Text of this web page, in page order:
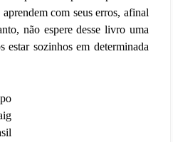
com seus erros, afinal
não espere desse livro uma
sozinhos em determinada